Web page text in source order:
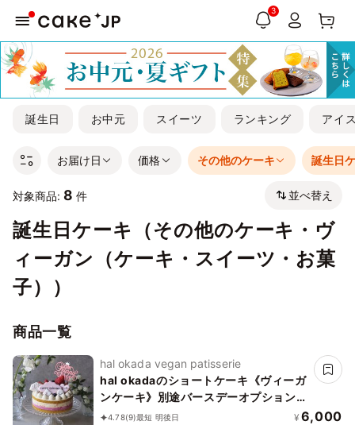
3
誕生日 お中元 スイーツ ランキング アイ
お届け日 価格 その他のケーキ 誕生日
対象商品: 8 件 並べ替え
誕生日ケーキ（その他のケーキ・ヴ
ィーガン（ケーキ・スイーツ・お菓
子））
商品一覧
hal okada vegan patisserie
hal okadaのショートケーキ《ヴィーガ
ンケーキ》別途バースデーオプションあ
り4.78(9)最短 明後日 ¥ 6,000